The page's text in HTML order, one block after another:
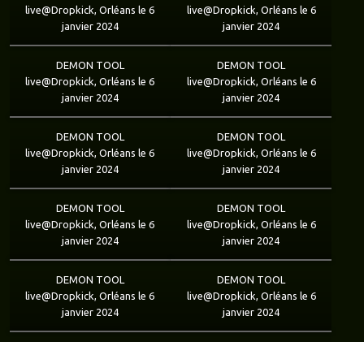
live@Dropkick, Orléans le 6
janvier 2024
live@Dropkick, Orléans le 6
janvier 2024
DEMON TOOL
live@Dropkick, Orléans le 6
janvier 2024
DEMON TOOL
live@Dropkick, Orléans le 6
janvier 2024
DEMON TOOL
live@Dropkick, Orléans le 6
janvier 2024
DEMON TOOL
live@Dropkick, Orléans le 6
janvier 2024
DEMON TOOL
live@Dropkick, Orléans le 6
janvier 2024
DEMON TOOL
live@Dropkick, Orléans le 6
janvier 2024
DEMON TOOL
live@Dropkick, Orléans le 6
janvier 2024
DEMON TOOL
live@Dropkick, Orléans le 6
janvier 2024